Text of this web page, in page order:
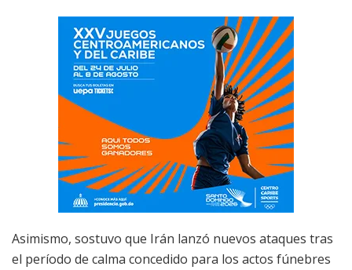
Asimismo, sostuvo que Irán lanzó nuevos ataques tras
el período de calma concedido para los actos fúnebres